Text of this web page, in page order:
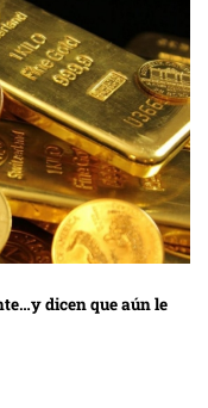
dicen que aún le